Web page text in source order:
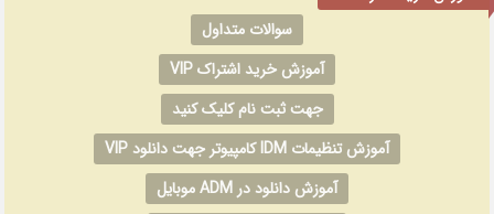
سوالات متداول
آموزش خرید اشتراک VIP
جهت ثبت نام کلیک کنید
آموزش تنظیمات IDM کامپیوتر جهت دانلود VIP
آموزش دانلود در ADM موبایل